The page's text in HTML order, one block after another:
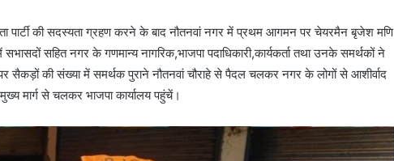
पार्टी की सदस्यता ग्रहण करने के बाद नौतनवां नगर में प्रथम आगमन पर चेयरमैन बृजेश मणि
सहित नगर के गणमान्य नागरिक,भाजपा पदाधिकारी,कार्यकर्ता तथा उनके समर्थकों ने
सैकड़ों की संख्या में समर्थक पुराने नौतनवां चौराहे से पैदल चलकर नगर के लोगों से आशीर्वाद
मार्ग से चलकर भाजपा कार्यालय पहुंचें।